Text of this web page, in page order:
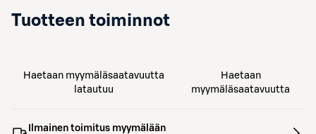
Tuotteen toiminnot
Haetaan myymäläsaatavuutta
latautuu
Haetaan
myymäläsaatavuutta
Ilmainen toimitus myymälään